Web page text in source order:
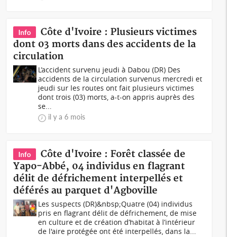
Info
Côte d'Ivoire : Plusieurs victimes
dont 03 morts dans des accidents de la
circulation
L’accident survenu jeudi à Dabou (DR) Des
accidents de la circulation survenus mercredi et
jeudi sur les routes ont fait plusieurs victimes
dont trois (03) morts, a-t-on appris auprès des
se...
il y a 6 mois
Info
Côte d'Ivoire : Forêt classée de
Yapo-Abbé, 04 individus en flagrant
délit de défrichement interpellés et
déférés au parquet d'Agboville
Les suspects (DR)&nbsp;Quatre (04) individus
pris en flagrant délit de défrichement, de mise
en culture et de création d’habitat à l’intérieur
de l'aire protégée ont été interpellés, dans la...